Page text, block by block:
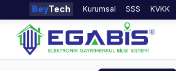
BeyTech Kurumsal SSS KVKK